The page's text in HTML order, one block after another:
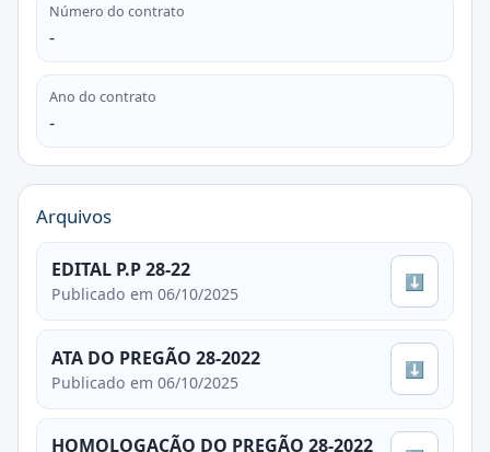
Número do contrato
-
Ano do contrato
-
Arquivos
EDITAL P.P 28-22
Publicado em 06/10/2025
⬇
ATA DO PREGÃO 28-2022
Publicado em 06/10/2025
⬇
HOMOLOGAÇÃO DO PREGÃO 28-2022